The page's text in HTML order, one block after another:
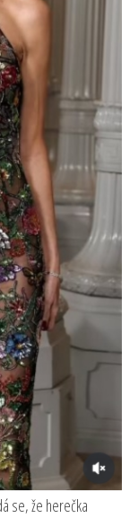
se, že herečka